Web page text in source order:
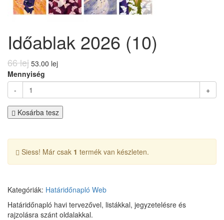
Időablak 2026 (10)
66 lej 53.00 lej
Mennyiség
-
+
Kosárba tesz
Siess! Már csak 1 termék van készleten.
Kategóriák: Határidőnapló Web
Határidőnapló havi tervezővel, listákkal, jegyzetelésre és
rajzolásra szánt oldalakkal.